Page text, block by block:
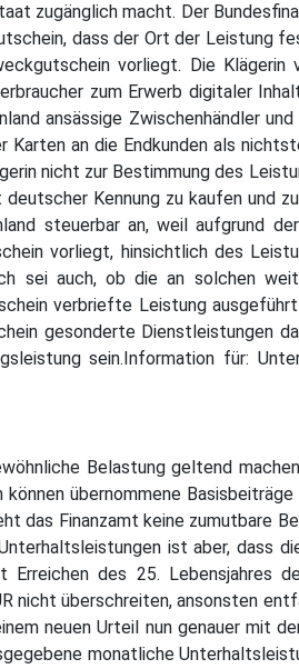
zugänglich macht. Der
dass der Ort der Leistung
vorliegt. Die Klägerin
zum Erwerb digitaler
ansässige Zwischenhändler
Karten an die Endkunden als
nicht zur Bestimmung des
Kennung zu kaufen und
steuerbar an, weil aufgrund
vorliegt, hinsichtlich des
sei auch, ob die an solchen
verbriefte Leistung
gesonderte Dienstleistungen
sein.Information für:
Belastung geltend
übernommene
das Finanzamt keine zumutbare
ist aber, dass
des 25. Lebensjahres
nicht überschreiten, ansonsten
neuen Urteil nun genauer mit
monatliche